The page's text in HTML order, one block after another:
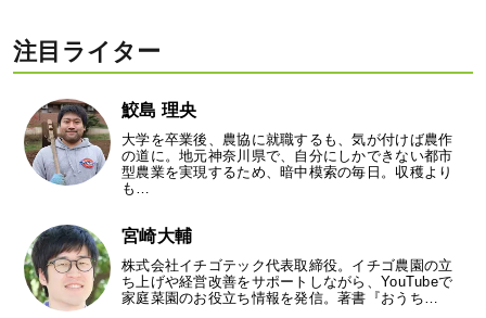
注目ライター
鮫島 理央
大学を卒業後、農協に就職するも、気が付けば農作
の道に。地元神奈川県で、自分にしかできない都市
型農業を実現するため、暗中模索の毎日。収穫より
も…
宮崎大輔
株式会社イチゴテック代表取締役。イチゴ農園の立
ち上げや経営改善をサポートしながら、YouTubeで
家庭菜園のお役立ち情報を発信。著書『おうち…